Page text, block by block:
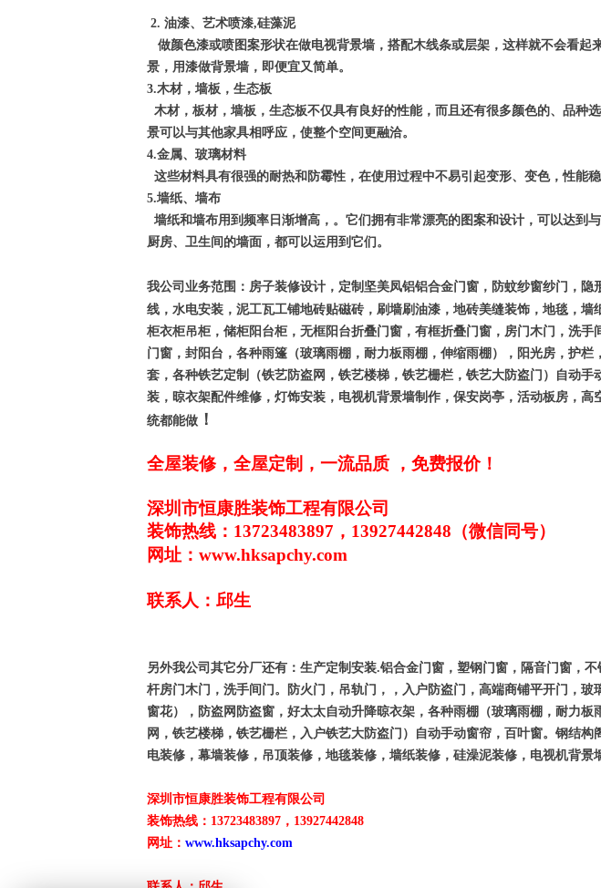
2. 油漆、艺术喷漆,硅藻泥
做颜色漆或喷图案形状在做电视背景墙，搭配木线条或层架，这样就不会看
景，用漆做背景墙，即便宜又简单。
3.木材，墙板，生态板
木材，板材，墙板，生态板不仅具有良好的性能，而且还有很多颜色的、品种
景可以与其他家具相呼应，使整个空间更融洽。
4.金属、玻璃材料
这些材料具有很强的耐热和防霉性，在使用过程中不易引起变形、变色，性能
5.墙纸、墙布
墙纸和墙布用到频率日渐增高，。它们拥有非常漂亮的图案和设计，可以达到
厨房、卫生间的墙面，都可以运用到它们。
我公司业务范围：房子装修设计，定制坚美凤铝铝合金门窗，防蚊纱窗纱门，隐
线，水电安装，泥工瓦工铺地砖贴磁砖，刷墙刷油漆，地砖美缝装饰，地毯，
柜衣柜吊柜，储柜阳台柜，无框阳台折叠门窗，有框折叠门窗，房门木门，洗
门窗，封阳台，各种雨篷（玻璃雨棚，耐力板雨棚，伸缩雨棚），阳光房，护
套，各种铁艺定制（铁艺防盗网，铁艺楼梯，铁艺栅栏，铁艺大防盗门）自动
装，晾衣架配件维修，灯饰安装，电视机背景墙制作，保安岗亭，活动板房，
统都能做 ！
全屋装修，全屋定制，一流品质 ，免费报价！
深圳市恒康胜装饰工程有限公司
装饰热线：13723483897，13927442848（微信同号）
网址： www.hksapchy.com
联系人：邱生
另外我公司其它分厂还有：生产定制安装.铝合金门窗，塑钢门窗，隔音门窗，
杆房门木门，洗手间门。防火门，吊轨门，，入户防盗门，高端商铺平开门，
窗花），防盗网防盗窗，好太太自动升降晾衣架，各种雨棚（玻璃雨棚，耐力
网，铁艺楼梯，铁艺栅栏，入户铁艺大防盗门）自动手动窗帘，百叶窗。钢结
电装修，幕墙装修，吊顶装修，地毯装修，墙纸装修，硅澡泥装修，电视机背景
深圳市恒康胜装饰工程有限公司
装饰热线：13723483897，13927442848
网址： www.hksapchy.com